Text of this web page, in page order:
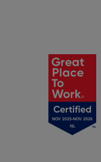
NOV 2025-NOV 2026
NL